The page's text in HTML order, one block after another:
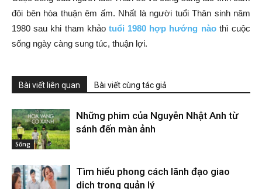
đôi bên hòa thuận êm ấm. Nhất là người tuổi Thân sinh năm
1980 sau khi tham khảo tuổi 1980 hợp hướng nàothì cuộc
sống ngày càng sung túc, thuận lợi.
Bài viết liên quan Bài viết cùng tác giả
Sống
Những phim của Nguyễn Nhật Anh từ
sánh đến màn ảnh
Tìm hiểu phong cách lãnh đạo giao
dịch trong quản lý